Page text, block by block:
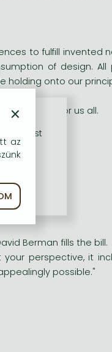
to fulfill invented
of design. All
holding onto our
forward for us all.
Berman fills the bill.
perspective, it
possible."
×
az